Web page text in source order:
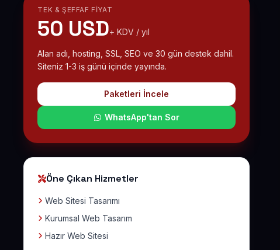
TEK & ŞEFFAF FIYAT
50 USD+ KDV / yıl
Alan adı, hosting, SSL, SEO ve 30 gün destek dahil.
Siteniz 1-3 iş günü içinde yayında.
Paketleri İncele
WhatsApp'tan Sor
Öne Çıkan Hizmetler
Web Sitesi Tasarımı
Kurumsal Web Tasarım
Hazır Web Sitesi